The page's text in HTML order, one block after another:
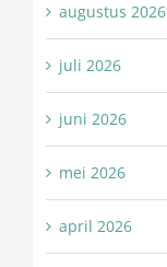
augustus 2026
juli 2026
juni 2026
mei 2026
april 2026